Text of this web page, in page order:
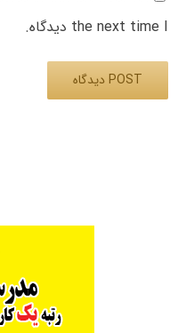
the next time I دیدگاه.